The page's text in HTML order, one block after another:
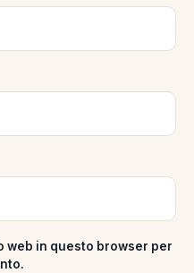
web in questo browser per